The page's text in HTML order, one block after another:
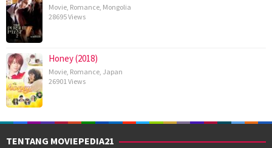
Movie Romance Mongolia
28695 Views
Honey (2018)
Movie Romance Japan
26901 Views
TENTANG MOVIEPEDIA21